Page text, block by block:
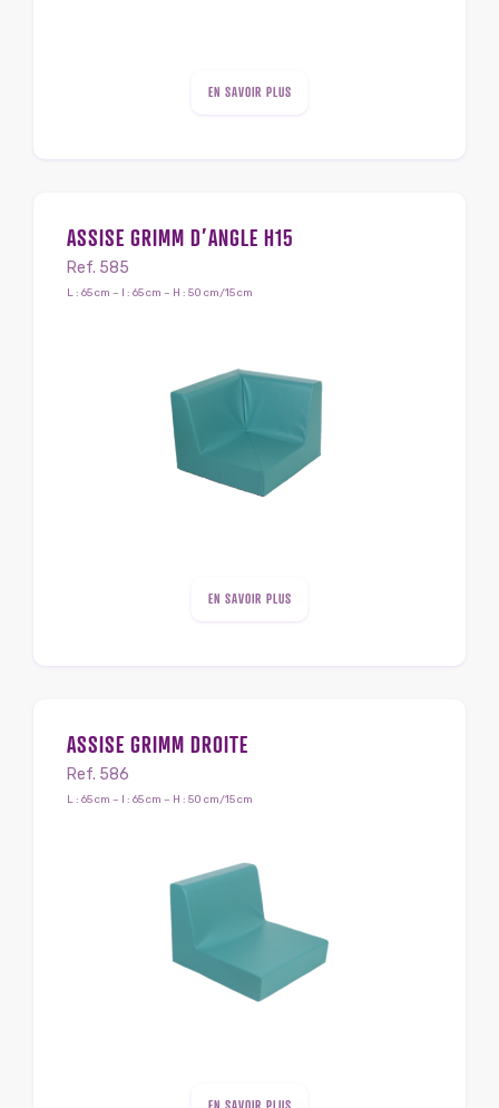
EN SAVOIR PLUS
ASSISE GRIMM D’ANGLE H15
Ref. 585
L : 65 cm – l : 65 cm – H : 50 cm/15 cm
EN SAVOIR PLUS
ASSISE GRIMM DROITE
Ref. 586
L : 65 cm – l : 65 cm – H : 50 cm/15 cm